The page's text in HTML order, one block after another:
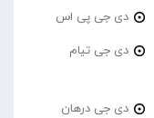
دی جی پی اس
دی جی تیام
دی جی درهان